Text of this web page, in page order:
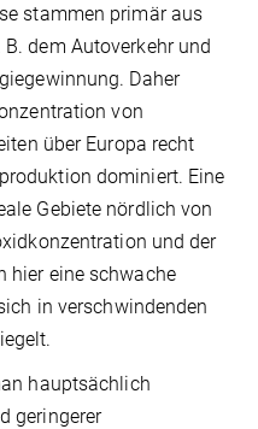
stammen primär aus
dem Autoverkehr und
Daher
von
über Europa recht
dominiert. Eine
Gebiete nördlich von
und der
hier eine schwache
in verschwindenden
hauptsächlich
geringerer